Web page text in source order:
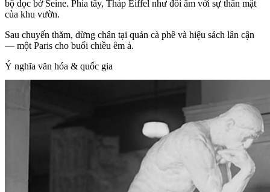
bộ dọc bờ Seine. Phía tây, Tháp Eiffel như đối âm với sự thân mật
của khu vườn.
Sau chuyến thăm, dừng chân tại quán cà phê và hiệu sách lân cận
— một Paris cho buổi chiều êm ả.
Ý nghĩa văn hóa & quốc gia